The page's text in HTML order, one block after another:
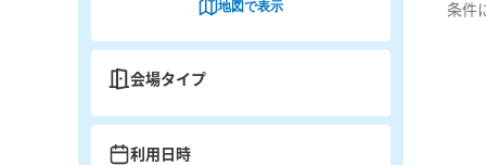
条件
地図で表示
会場タイプ
利用日時